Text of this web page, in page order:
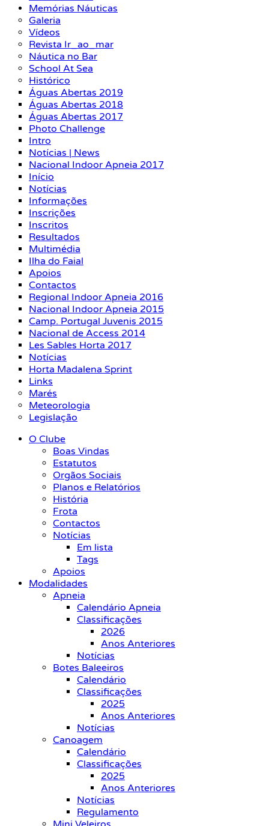
Memórias Náuticas
Galeria
Vídeos
Revista Ir_ao_mar
Náutica no Bar
School At Sea
Histórico
Águas Abertas 2019
Águas Abertas 2018
Águas Abertas 2017
Photo Challenge
Intro
Notícias | News
Nacional Indoor Apneia 2017
Início
Notícias
Informações
Inscrições
Inscritos
Resultados
Multimédia
Ilha do Faial
Apoios
Contactos
Regional Indoor Apneia 2016
Nacional Indoor Apneia 2015
Camp. Portugal Juvenis 2015
Nacional de Access 2014
Les Sables Horta 2017
Notícias
Horta Madalena Sprint
Links
Marés
Meteorologia
Legislação
O Clube
Boas Vindas
Estatutos
Orgãos Sociais
Planos e Relatórios
História
Frota
Contactos
Notícias
Em lista
Tags
Apoios
Modalidades
Apneia
Calendário Apneia
Classificações
2026
Anos Anteriores
Notícias
Botes Baleeiros
Calendário
Classificações
2025
Anos Anteriores
Notícias
Canoagem
Calendário
Classificações
2025
Anos Anteriores
Notícias
Regulamento